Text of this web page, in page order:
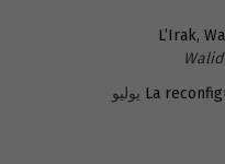
L’Irak,
La 12 يوليو